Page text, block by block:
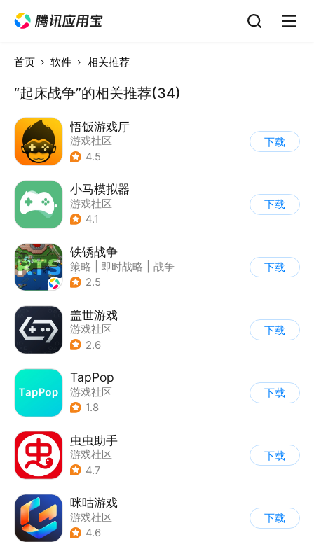
首页 软件 相关推荐
“起床战争”的相关推荐(34)
悟饭游戏厅
游戏社区
4.5
下载
小马模拟器
游戏社区
4.1
下载
铁锈战争
策略 即时战略
战争
| 像素风
2.5
下载
盖世游戏
游戏社区
2.6
下载
TapPop
游戏社区
1.8
下载
虫虫助手
游戏社区
4.7
下载
咪咕游戏
游戏社区
4.6
下载